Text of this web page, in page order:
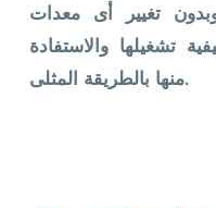
تغيير أى معدات
تشغيلها والاستفادة
منها بالطريقة المثلى.